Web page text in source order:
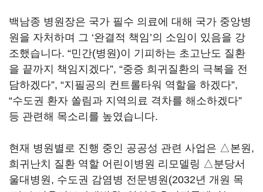
백남종 병원장은 국가 필수 의료에 대해 국가 중앙병
원을 자처하며 그 ‘완결적 책임’의 소임이 있음을 강
조했습니다. “민간(병원)이 기피하는 초고난도 질환
을 끝까지 책임지겠다”, “중증 희귀질환의 극복을 전
담하겠다”, “지필공의 컨트롤타워 역할을 하겠다”,
“수도권 환자 쏠림과 지역의료 격차를 해소하겠다”
등 관련해 목소리를 높였습니다.
현재 병원별로 진행 중인 공공성 관련 사업은 △본원,
희귀난치 질환 역할 어린이병원 리모델링 △분당서
울대병원, 수도권 감염병 전문병원(2032년 개원 목